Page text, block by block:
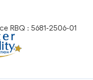
RBQ : 5681-2506-01